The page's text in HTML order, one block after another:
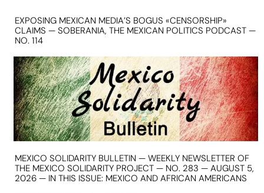
EXPOSING MEXICAN MEDIA’S BOGUS «CENSORSHIP»
CLAIMS — SOBERANIA, THE MEXICAN POLITICS PODCAST —
NO. 114
MEXICO SOLIDARITY BULLETIN — WEEKLY NEWSLETTER OF
THE MEXICO SOLIDARITY PROJECT — NO. 283 — AUGUST 5,
2026 — IN THIS ISSUE: MEXICO AND AFRICAN AMERICANS